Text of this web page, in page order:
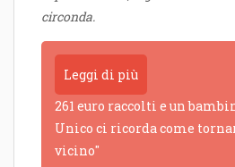
circonda.
Leggi di più
261 euro raccolti e un
Unico ci ricorda come
vicino"